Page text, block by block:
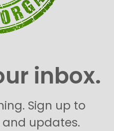
inbox.
Sign up to
and updates.